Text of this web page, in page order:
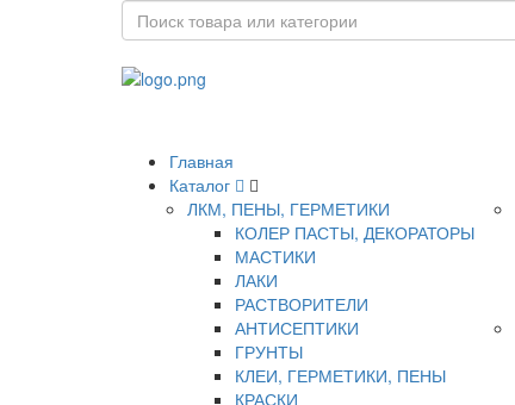
Главная
Каталог
ЛКМ, ПЕНЫ, ГЕРМЕТИКИ
КОЛЕР ПАСТЫ, ДЕКОРАТОРЫ
МАСТИКИ
ЛАКИ
РАСТВОРИТЕЛИ
АНТИСЕПТИКИ
ГРУНТЫ
КЛЕИ, ГЕРМЕТИКИ, ПЕНЫ
КРАСКИ